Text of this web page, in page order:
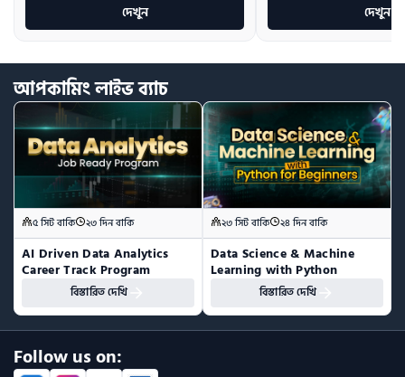
দেখুন দেখুন
আপকামিংলাইভব্যাচ
৫ সিট বাকি ২৩ দিন বাকি
AI Driven Data Analytics
Career Track Program
বিস্তারিত দেখি
২৩ সিট বাকি ২৪ দিন বাকি
Data Science & Machine
Learning with Python
বিস্তারিত দেখি
Follow us on: